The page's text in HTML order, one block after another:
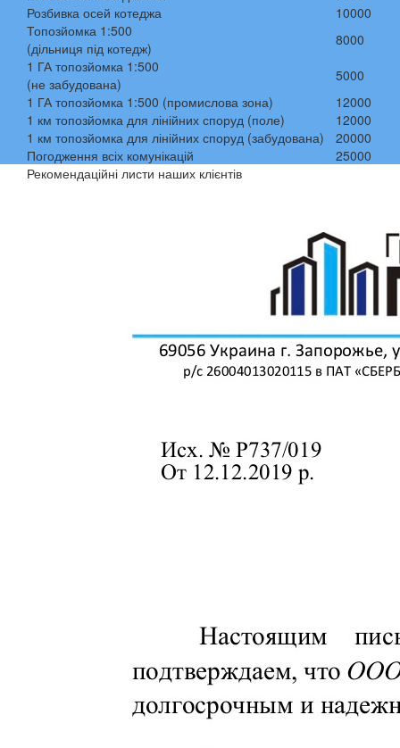
Розбивка осей котеджа
10000
Топозйомка 1:500
(дільниця під котедж)
8000
1 ГА топозйомка 1:500
(не забудована)
5000
1 ГА топозйомка 1:500 (промислова зона)
12000
1 км топозйомка для лінійних споруд (поле)
12000
1 км топозйомка для лінійних споруд (забудована)
20000
Погодження всіх комунікацій
25000
Рекомендаційні листи наших клієнтів